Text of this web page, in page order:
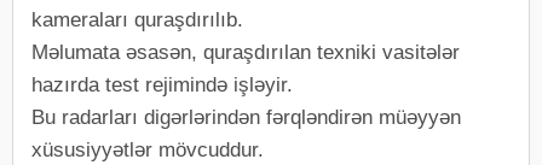
kameraları quraşdırılıb.
Məlumata əsasən, quraşdırılan texniki vasitələr
hazırda test rejimində işləyir.
Bu radarları digərlərindən fərqləndirən müəyyən
xüsusiyyətlər mövcuddur.